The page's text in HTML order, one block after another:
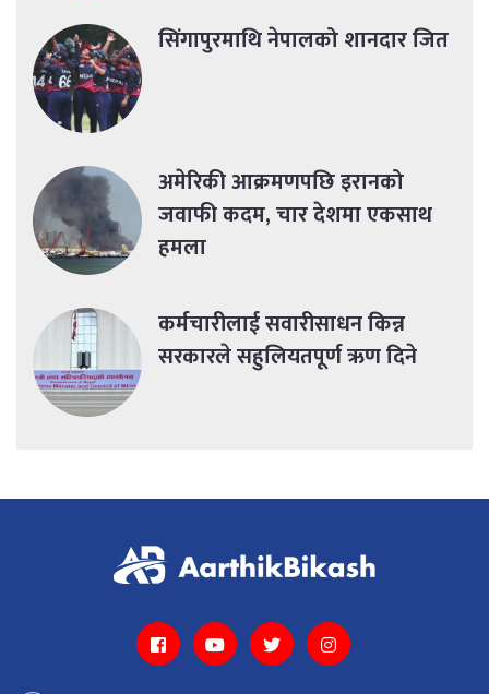
सिंगापुरमाथि नेपालको शानदार जित
अमेरिकी आक्रमणपछि इरानको
जवाफी कदम, चार देशमा एकसाथ
हमला
कर्मचारीलाई सवारीसाधन किन्न
सरकारले सहुलियतपूर्ण ऋण दिने